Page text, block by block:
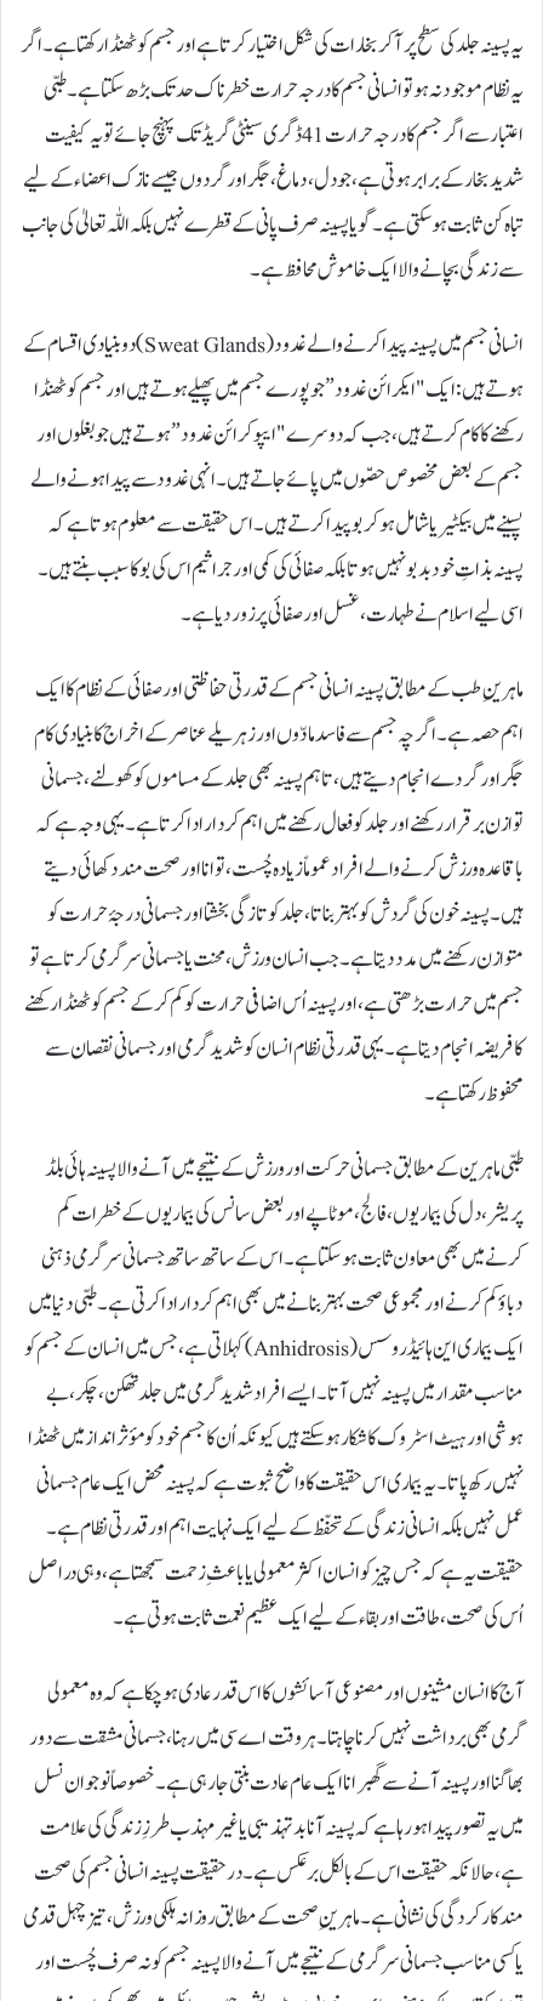
یہ پسینہ جلد کی سطح پر آکر بخارات کی شکل اختیار کرتا ہے اور جسم کو ٹھنڈا رکھتا ہے۔ اگر
یہ نظام موجود نہ ہو تو انسانی جسم کا درجہ حرارت خطرناک حد تک بڑھ سکتا ہے۔ طبّی
اعتبار سے اگر جسم کا درجہ حرارت 41 ڈگری سینٹی گریڈ تک پہنچ جائے تو یہ کیفیت
شدید بخار کے برابر ہوتی ہے، جو دل، دماغ، جگر اور گردوں جیسے نازک اعضاء کے لیے
تباہ کن ثابت ہوسکتی ہے۔ گویا پسینہ صرف پانی کے قطرے نہیں بلکہ اللّٰہ تعالیٰ کی جانب
سے زندگی بچانے والا ایک خاموش محافظ ہے۔
انسانی جسم میں پسینہ پیدا کرنے والے غدود (Sweat Glands) دو بنیادی اقسام کے
ہوتے ہیں: ایک "ایکرائن غدود” جو پورے جسم میں پھیلے ہوتے ہیں اور جسم کو ٹھنڈا
رکھنے کا کام کرتے ہیں، جب کہ دوسرے "ایپوکرائن غدود” ہوتے ہیں جو بغلوں اور
جسم کے بعض مخصوص حصّوں میں پائے جاتے ہیں۔ انہی غدود سے پیدا ہونے والے
پسینے میں بیکٹیریا شامل ہوکر بو پیدا کرتے ہیں۔ اس حقیقت سے معلوم ہوتا ہے کہ
پسینہ بذاتِ خود بدبو نہیں ہوتا بلکہ صفائی کی کمی اور جراثیم اس کی بو کا سبب بنتے ہیں۔
اسی لیے اسلام نے طہارت، غسل اور صفائی پر زور دیا ہے۔
ماہرینِ طب کے مطابق پسینہ انسانی جسم کے قدرتی حفاظتی اور صفائی کے نظام کا ایک
اہم حصہ ہے۔ اگرچہ جسم سے فاسد مادّوں اور زہریلے عناصر کے اخراج کا بنیادی کام
جگر اور گردے انجام دیتے ہیں، تاہم پسینہ بھی جلد کے مساموں کو کھولنے، جسمانی
توازن برقرار رکھنے اور جلد کو فعال رکھنے میں اہم کردار ادا کرتا ہے۔ یہی وجہ ہے کہ
باقاعدہ ورزش کرنے والے افراد عموماً زیادہ چُست، توانا اور صحت مند دکھائی دیتے
ہیں۔ پسینہ خون کی گردش کو بہتر بناتا، جلد کو تازگی بخشتا اور جسمانی درجۂ حرارت کو
متوازن رکھنے میں مدد دیتا ہے۔ جب انسان ورزش، محنت یا جسمانی سرگرمی کرتا ہے تو
جسم میں حرارت بڑھتی ہے، اور پسینہ اُس اضافی حرارت کو کم کرکے جسم کو ٹھنڈا رکھنے
کا فریضہ انجام دیتا ہے۔ یہی قدرتی نظام انسان کو شدید گرمی اور جسمانی نقصان سے
محفوظ رکھتا ہے۔
طبّی ماہرین کے مطابق جسمانی حرکت اور ورزش کے نتیجے میں آنے والا پسینہ ہائی بلڈ
پریشر، دل کی بیماریوں، فالج، موٹاپے اور بعض سانس کی بیماریوں کے خطرات کم
کرنے میں بھی معاون ثابت ہوسکتا ہے۔ اس کے ساتھ ساتھ جسمانی سرگرمی ذہنی
دباؤ کم کرنے اور مجموعی صحت بہتر بنانے میں بھی اہم کردار ادا کرتی ہے۔ طبّی دنیا میں
ایک بیماری این ہائیڈروسس (Anhidrosis) کہلاتی ہے، جس میں انسان کے جسم کو
مناسب مقدار میں پسینہ نہیں آتا۔ ایسے افراد شدید گرمی میں جلد تھکن، چکر، بے
ہوشی اور ہیٹ اسٹروک کا شکار ہوسکتے ہیں کیونکہ اُن کا جسم خود کو مؤثر انداز میں ٹھنڈا
نہیں رکھ پاتا۔ یہ بیماری اس حقیقت کا واضح ثبوت ہے کہ پسینہ محض ایک عام جسمانی
عمل نہیں بلکہ انسانی زندگی کے تحفّظ کے لیے ایک نہایت اہم اور قدرتی نظام ہے۔
حقیقت یہ ہے کہ جس چیز کو انسان اکثر معمولی یا باعثِ زحمت سمجھتا ہے، وہی دراصل
اُس کی صحت، طاقت اور بقاء کے لیے ایک عظیم نعمت ثابت ہوتی ہے۔
آج کا انسان مشینوں اور مصنوعی آسائشوں کا اس قدر عادی ہوچکا ہے کہ وہ معمولی
گرمی بھی برداشت نہیں کرنا چاہتا۔ ہر وقت اے سی میں رہنا، جسمانی مشقت سے دور
بھاگنا اور پسینہ آنے سے گھبرانا ایک عام عادت بنتی جارہی ہے۔ خصوصاً نوجوان نسل
میں یہ تصور پیدا ہورہا ہے کہ پسینہ آنا بدتہذیبی یا غیر مہذب طرزِ زندگی کی علامت
ہے، حالانکہ حقیقت اس کے بالکل برعکس ہے۔ درحقیقت پسینہ انسانی جسم کی صحت
مند کارکردگی کی نشانی ہے۔ ماہرینِ صحت کے مطابق روزانہ ہلکی ورزش، تیز چہل قدمی
یا کسی مناسب جسمانی سرگرمی کے نتیجے میں آنے والا پسینہ جسم کو نہ صرف چُست اور